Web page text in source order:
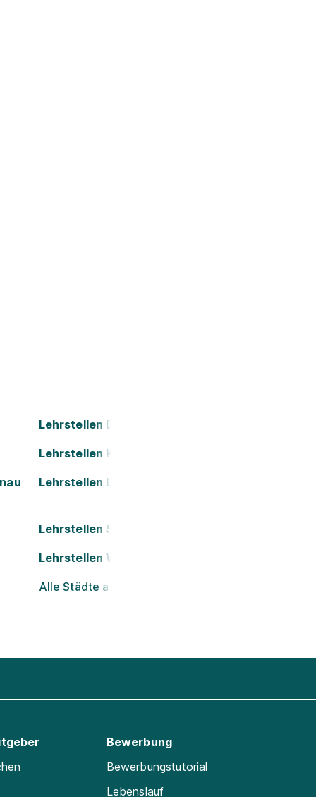
Lehrstellen Dornbirn
Lehrstellen Kapfenberg
Lehrstellen Leoben
Lehrstellen St. Pölten
Lehrstellen Wels
Alle Städte ansehen
Bewerbung
Bewerbungstutorial
Lebenslauf